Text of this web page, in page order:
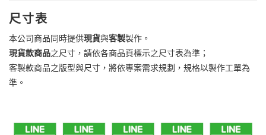
尺寸表
本公司商品同時提供現貨與客製製作。
現貨款商品之尺寸，請依各商品頁標示之尺寸表為準；
客製款商品之版型與尺寸，將依專案需求規劃，規格以製作工單為
準。